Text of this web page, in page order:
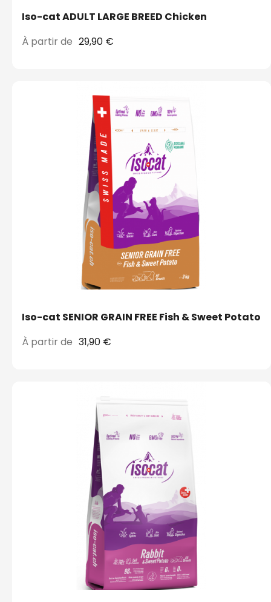
Iso-cat ADULT LARGE BREED Chicken
À partir de 29,90 €
Iso-cat SENIOR GRAIN FREE Fish & Sweet Potato
À partir de 31,90 €